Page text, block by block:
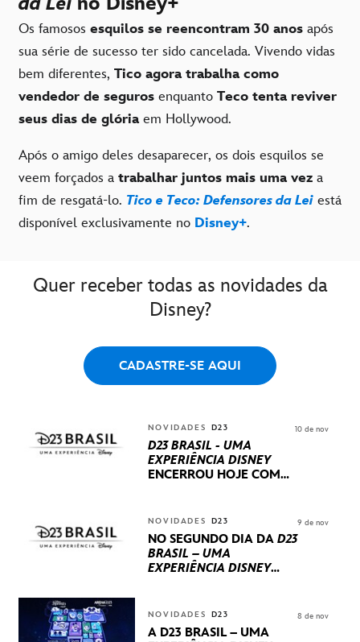
Os famosos esquilos se reencontram 30 anos após
sua série de sucesso ter sido cancelada. Vivendo vidas
bem diferentes, Tico agora trabalha como
vendedor de seguros enquanto Teco tenta reviver
seus dias de glóriaem Hollywood.
Após o amigo deles desaparecer, os dois esquilos se
veem forçados a trabalhar juntos mais uma vez a
fim de resgatá-lo. Tico e Teco: Defensores da Lei está
disponível exclusivamente no Disney+.
Quer receber todas as novidades da
Disney?
CADASTRE-SE AQUI
NOVIDADES D23
D23 BRASIL - UMA
EXPERIÊNCIA DISNEY
ENCERROU HOJE COM
INTERNACIONAIS E
PRODUÇÕES BRASILEIRAS
10 de nov
NOVIDADES D23
NO SEGUNDO DIA DA D23
BRASIL – UMA
EXPERIÊNCIA DISNEY
STUDIOS REVELARAM
PRÉVIAS E NOVIDADES
9 de nov
NOVIDADES D23
A D23 BRASIL – UMA
8 de nov